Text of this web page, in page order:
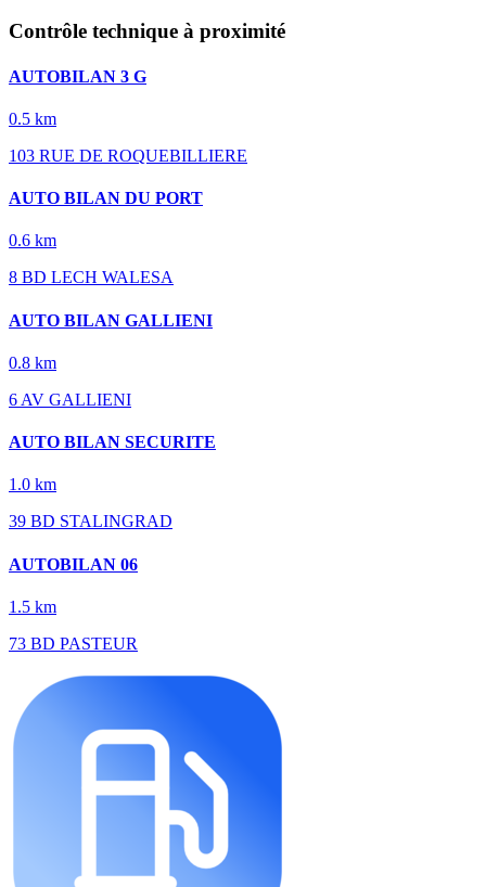
Contrôle technique à proximité
AUTOBILAN 3 G
0.5 km
103 RUE DE ROQUEBILLIERE
AUTO BILAN DU PORT
0.6 km
8 BD LECH WALESA
AUTO BILAN GALLIENI
0.8 km
6 AV GALLIENI
AUTO BILAN SECURITE
1.0 km
39 BD STALINGRAD
AUTOBILAN 06
1.5 km
73 BD PASTEUR